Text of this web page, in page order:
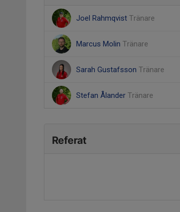
Joel Rahmqvist Tränare
Marcus Molin Tränare
Sarah Gustafsson Tränare
Stefan Ålander Tränare
Referat